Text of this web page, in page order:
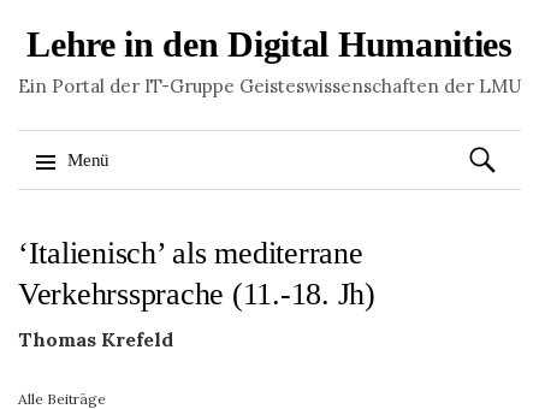
Lehre in den Digital Humanities
Ein Portal der IT-Gruppe Geisteswissenschaften der LMU
Menü
zum
Suchen
nach:
‘Italienisch’ als mediterrane
Verkehrssprache (11.-18. Jh)
Thomas Krefeld
Alle Beiträge